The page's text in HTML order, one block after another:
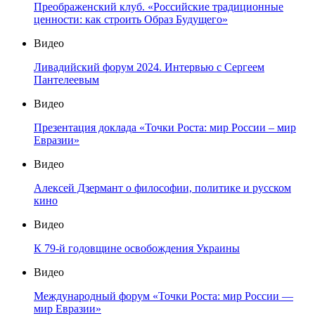
Преображенский клуб. «Российские традиционные
ценности: как строить Образ Будущего»
Видео
Ливадийский форум 2024. Интервью с Сергеем
Пантелеевым
Видео
Презентация доклада «Точки Роста: мир России – мир
Евразии»
Видео
Алексей Дзермант о философии, политике и русском
кино
Видео
К 79-й годовщине освобождения Украины
Видео
Международный форум «Точки Роста: мир России —
мир Евразии»